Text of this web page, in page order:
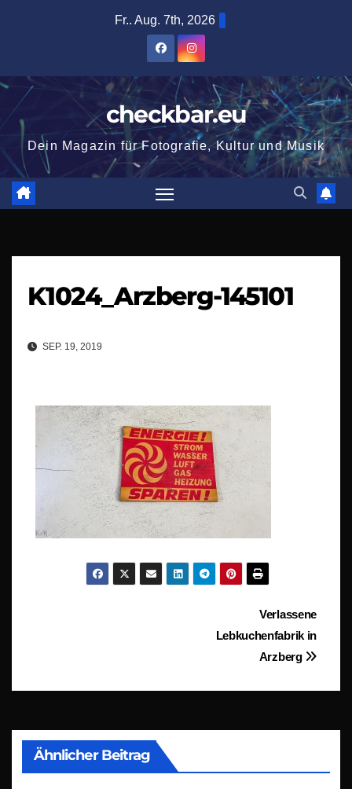
Fr.. Aug. 7th, 2026
checkbar.eu
Dein Magazin für Fotografie, Kultur und Musik
K1024_Arzberg-145101
SEP. 19, 2019
BeitragsnavigationVerlassene
Lebkuchenfabrik in
Arzberg
Ähnlicher Beitrag